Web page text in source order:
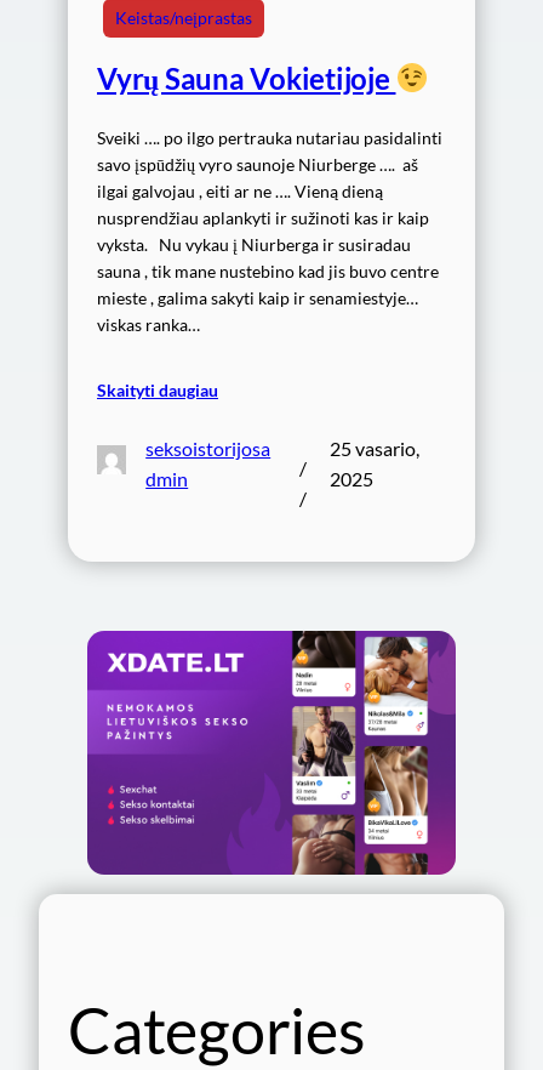
Keistas/neįprastas
Vyrų Sauna Vokietijoje
Sveiki …. po ilgo pertrauka nutariau pasidalinti
savo įspūdžių vyro saunoje Niurberge …. aš
ilgai galvojau , eiti ar ne …. Vieną dieną
nusprendžiau aplankyti ir sužinoti kas ir kaip
vyksta. Nu vykau į Niurberga ir susiradau
sauna , tik mane nustebino kad jis buvo centre
mieste , galima sakyti kaip ir senamiestyje…
viskas ranka…
Skaityti daugiau
seksoistorijosa
dmin
/
/
25 vasario,
2025
Categories